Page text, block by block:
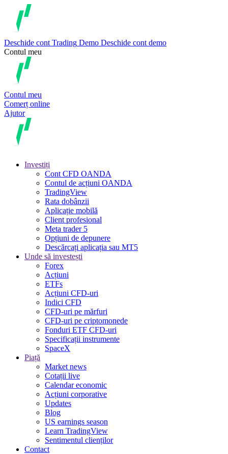
Deschide cont Trading Demo Deschide cont demo
Contul meu
Contul meu
Comerț online
Ajutor
Investiți
Cont CFD OANDA
Contul de acțiuni OANDA
TradingView
Rata dobânzii
Aplicație mobilă
Client profesional
Meta trader 5
Opțiuni de depunere
Descărcați aplicația sau MT5
Unde să investești
Forex
Acțiuni
ETFs
Acțiuni CFD-uri
Indici CFD
CFD-uri pe mărfuri
CFD-uri pe criptomonede
Fonduri ETF CFD-uri
Specificații instrumente
SpaceX
Piață
Market news
Cotații live
Calendar economic
Acțiuni corporative
Updates
Blog
US earnings season
Learn TradingView
Sentimentul clienților
Contact